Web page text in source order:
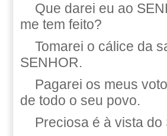
Que darei eu ao
me tem feito?
Tomarei o cálice da
SENHOR.
Pagarei os meus
de todo o seu povo.
Preciosa é à vista